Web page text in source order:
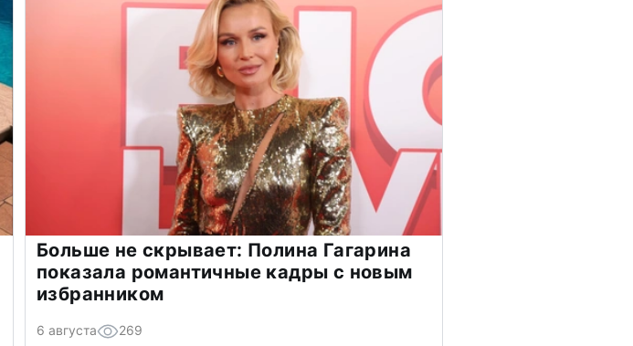
Больше не скрывает: Полина Гагарина
показала романтичные кадры с новым
избранником
6 августа 269